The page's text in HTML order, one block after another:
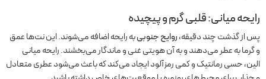
رایحه میانی: قلبی گرم و پیچیده
پس از گذشت چند دقیقه،روایح جنوبیبه رایحه اضافه می‌شوند. این نت‌ها عمق
و گرما به عطر می‌دهند و به آن هویتی غنی و ماندگار می‌بخشند. رایحه میانی
الین، حسی رمانتیک و کمی رمزآلود ایجاد می‌کند که باعث می‌شود عطری متعادل